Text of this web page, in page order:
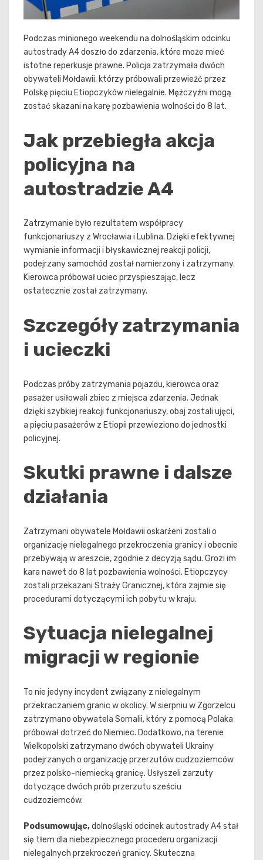
Podczas minionego weekendu na dolnośląskim odcinku
autostrady A4 doszło do zdarzenia, które może mieć
istotne reperkusje prawne. Policja zatrzymała dwóch
obywateli Mołdawii, którzy próbowali przewieźć przez
Polskę pięciu Etiopczyków nielegalnie. Mężczyźni mogą
zostać skazani na karę pozbawienia wolności do 8 lat.
Jak przebiegła akcja
policyjna na
autostradzie A4
Zatrzymanie było rezultatem współpracy
funkcjonariuszy z Wrocławia i Lublina. Dzięki efektywnej
wymianie informacji i błyskawicznej reakcji policji,
podejrzany samochód został namierzony i zatrzymany.
Kierowca próbował uciec przyspieszając, lecz
ostatecznie został zatrzymany.
Szczegóły zatrzymania
i ucieczki
Podczas próby zatrzymania pojazdu, kierowca oraz
pasażer usiłowali zbiec z miejsca zdarzenia. Jednak
dzięki szybkiej reakcji funkcjonariuszy, obaj zostali ujęci,
a pięciu pasażerów z Etiopii przewieziono do jednostki
policyjnej.
Skutki prawne i dalsze
działania
Zatrzymani obywatele Mołdawii oskarżeni zostali o
organizację nielegalnego przekroczenia granicy i obecnie
przebywają w areszcie, zgodnie z decyzją sądu. Grozi im
kara nawet do 8 lat pozbawienia wolności. Etiopczycy
zostali przekazani Straży Granicznej, która zajmie się
procedurami dotyczącymi ich pobytu w kraju.
Sytuacja nielegalnej
migracji w regionie
To nie jedyny incydent związany z nielegalnym
przekraczaniem granic w okolicy. W sierpniu w Zgorzelcu
zatrzymano obywatela Somalii, który z pomocą Polaka
próbował dotrzeć do Niemiec. Dodatkowo, na terenie
Wielkopolski zatrzymano dwóch obywateli Ukrainy
podejrzanych o organizację przerzutów cudzoziemców
przez polsko-niemiecką granicę. Usłyszeli zarzuty
dotyczące dwóch prób przerzutu sześciu
cudzoziemców.
Podsumowując,dolnośląski odcinek autostrady A4 stał
się tłem dla niebezpiecznego procederu organizacji
nielegalnych przekroczeń granicy. Skuteczna